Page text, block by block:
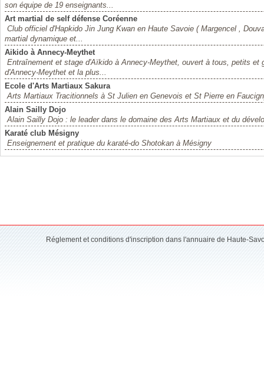
son équipe de 19 enseignants...
Art martial de self défense Coréenne
Club officiel d'Hapkido Jin Jung Kwan en Haute Savoie ( Margencel ,
martial dynamique et...
Aikido à Annecy-Meythet
Entraînement et stage d'Aïkido à Annecy-Meythet, ouvert à tous, petits et
d'Annecy-Meythet et la plus...
Ecole d'Arts Martiaux Sakura
Arts Martiaux Tracitionnels à St Julien en Genevois et St Pierre en
Alain Sailly Dojo
Alain Sailly Dojo : le leader dans le domaine des Arts Martiaux et du
Karaté club Mésigny
Enseignement et pratique du karaté-do Shotokan à Mésigny
Réglement et conditions d'inscription dans l'annuaire de Haute-